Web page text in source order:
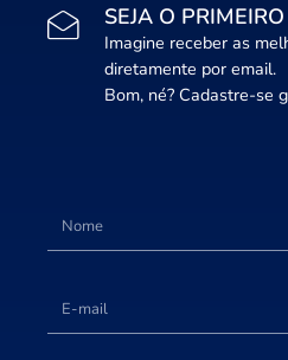
SEJA O
Imagine receber as
diretamente por email.
Bom, né? Cadastre-se